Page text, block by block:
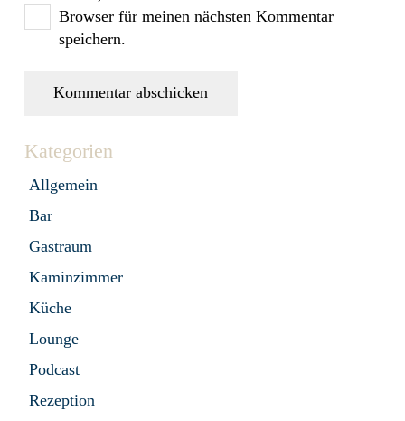
Browser für meinen nächsten Kommentar
speichern.
Kommentar abschicken
Kategorien
Allgemein
Bar
Gastraum
Kaminzimmer
Küche
Lounge
Podcast
Rezeption